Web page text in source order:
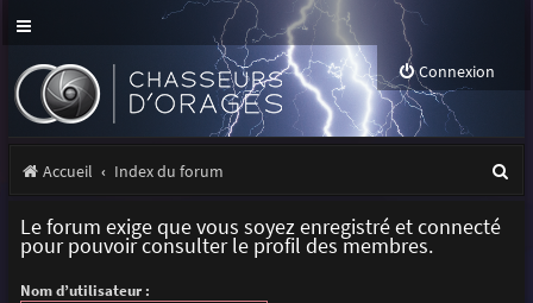
Connexion
Accueil Index du forum
Le forum exige que vous soyez enregistré et connecté
pour pouvoir consulter le profil des membres.
Nom d’utilisateur :